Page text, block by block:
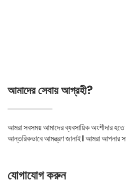
আমাদের সেবায় আগ্রহী?
আমরা সবসময় আমাদের ব্যবসায়িক অংশীদার
আন্তরিকভাবে আমন্ত্রণ জানাই। আমরা আপনার
যোগাযোগ করুন